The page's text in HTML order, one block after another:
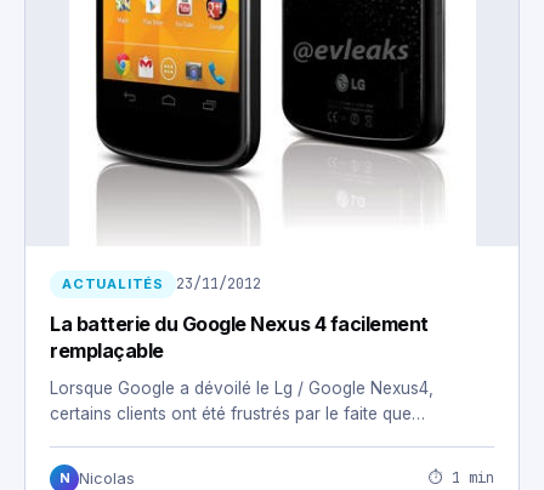
ACTUALITÉS 23/11/2012
La batterie du Google Nexus 4 facilement
remplaçable
Lorsque Google a dévoilé le Lg / Google Nexus4,
certains clients ont été frustrés par le faite que…
N Nicolas ⏱ 1 min